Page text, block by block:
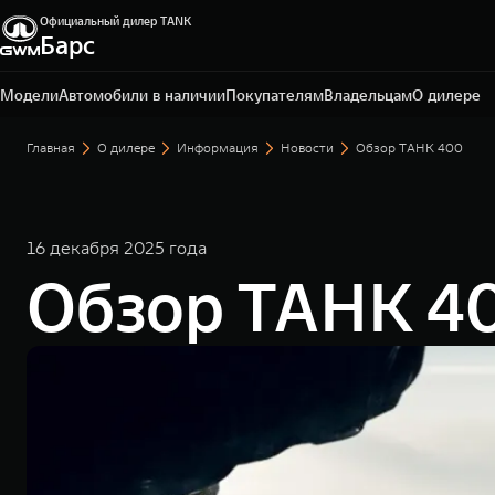
Официальный дилер TANK
Барс
МоделиАвтомобили в наличииПокупателямВладельцамО дилере
Омск, ул. Волгоградская, 61
+7 3812 67-81-72
Главная О дилере Информация Новости Обзор ТАНК 400
16 декабря 2025 года
Обзор ТАНК